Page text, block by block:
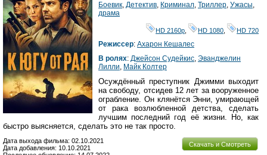
Боевик, Детектив, Криминал, Триллер, Ужасы,
драма
HD 2160р HD 1080 HD 720
Режиссер: Ахарон Кешалес
В ролях: Джейсон Судейкис, Эванджелин
Лилли, Майк Колтер
Осуждённый преступник Джимми выходит
на свободу, отсидев 12 лет за вооруженное
ограбление. Он клянётся Энни, умирающей
от рака возлюбленной детства, сделать
лучшим последний год её жизни. Но, как
быстро выясняется, сделать это не так просто.
Скачать и Смотреть
Дата выхода фильма: 02.10.2021
Дата добавления: 10.10.2021